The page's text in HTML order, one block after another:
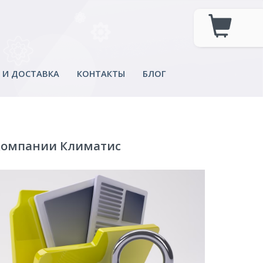
ДОСТАВКА КОНТАКТЫ БЛОГ
Климатис